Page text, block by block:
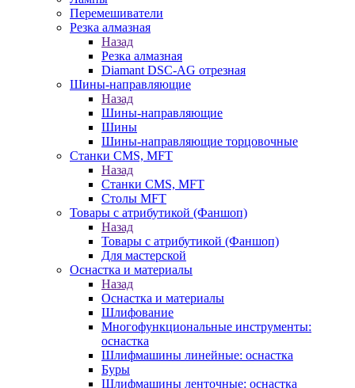
Перемешиватели
Резка алмазная
Назад
Резка алмазная
Diamant DSC-AG отрезная
Шины-направляющие
Назад
Шины-направляющие
Шины
Шины-направляющие торцовочные
Станки CMS, MFT
Назад
Станки CMS, MFT
Столы MFT
Товары с атрибутикой (Фаншоп)
Назад
Товары с атрибутикой (Фаншоп)
Для мастерской
Оснастка и материалы
Назад
Оснастка и материалы
Шлифование
Многофункциональные инструменты:
оснастка
Шлифмашины линейные: оснастка
Буры
Шлифмашины ленточные: оснастка